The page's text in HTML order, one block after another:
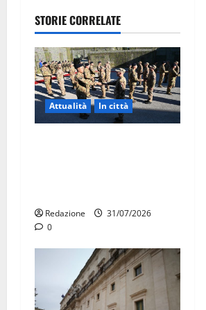
STORIE CORRELATE
Attualità In città
Redazione
31/07/2026
0